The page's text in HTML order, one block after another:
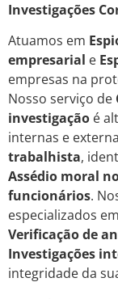
Investigações
Atuamos em
empresarial e
empresas na
Nosso serviço de
investigação é
internas e
trabalhista,
Assédio moral
funcionários.
especializados em
Verificação de
Investigações
integridade da